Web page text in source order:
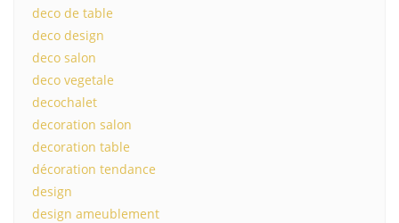
deco de table
deco design
deco salon
deco vegetale
decochalet
decoration salon
decoration table
décoration tendance
design
design ameublement